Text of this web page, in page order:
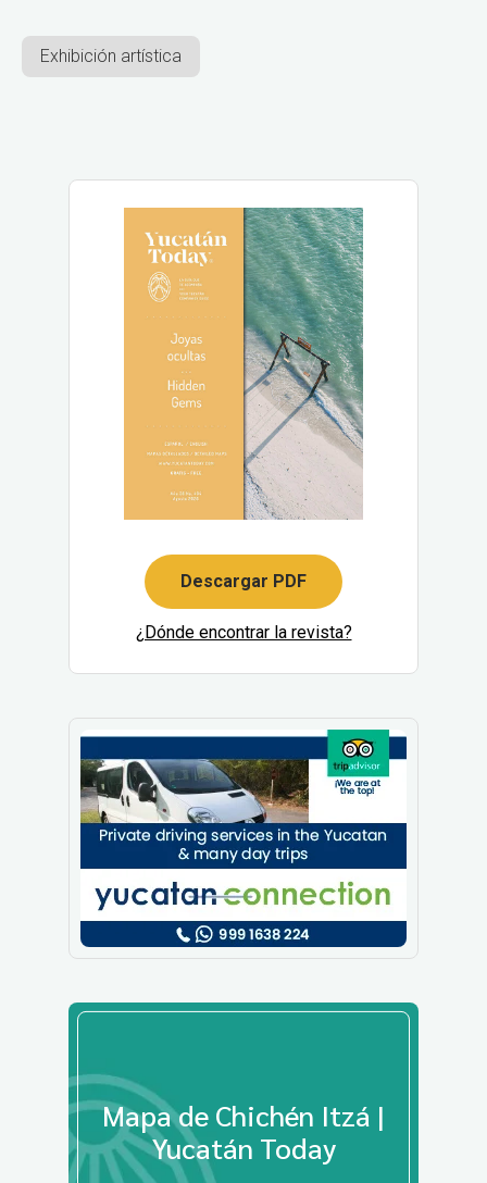
Exhibición artística
Descargar PDF
¿Dónde encontrar la revista?
Mapa de Chichén Itzá |
Yucatán Today